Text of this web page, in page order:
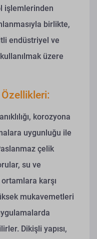
işlemlerinden
birlikte,
endüstriyel ve
üzere
korozyona
uygunluğu ile
çelik
su ve
karşı
mukavemetleri
Dikişli yapısı,